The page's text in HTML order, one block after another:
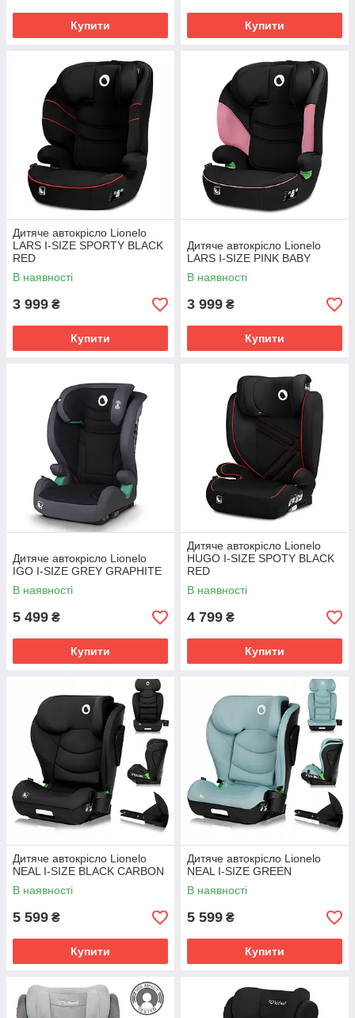
Купити Купити
Дитяче автокрісло Lionelo
LARS I-SIZE SPORTY BLACK
RED
В наявності
3 999 ₴
Купити
Дитяче автокрісло Lionelo
LARS I-SIZE PINK BABY
В наявності
3 999 ₴
Купити
Дитяче автокрісло Lionelo
IGO I-SIZE GREY GRAPHITE
В наявності
5 499 ₴
Купити
Дитяче автокрісло Lionelo
HUGO I-SIZE SPOTY BLACK
RED
В наявності
4 799 ₴
Купити
Дитяче автокрісло Lionelo
NEAL I-SIZE BLACK CARBON
В наявності
5 599 ₴
Купити
Дитяче автокрісло Lionelo
NEAL I-SIZE GREEN
В наявності
5 599 ₴
Купити